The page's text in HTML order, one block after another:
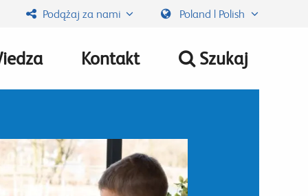
Podążaj za nami Poland | Polish
Kontakt Szukaj